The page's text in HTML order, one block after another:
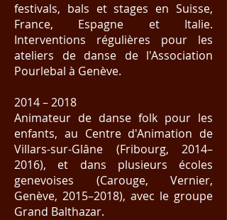
festivals, bals et stages en Suisse,
France, Espagne et Italie.
Interventions régulières pour les
ateliers de danse de l'Association
Pourlebal à Genève.
2014 – 2018
Animateur de danse folk pour les
enfants, au Centre d'Animation de
Villars-sur-Glâne (Fribourg, 2014–
2016), et dans plusieurs écoles
genevoises (Carouge, Vernier,
Genève, 2015–2018), avec le groupe
Grand Balthazar.